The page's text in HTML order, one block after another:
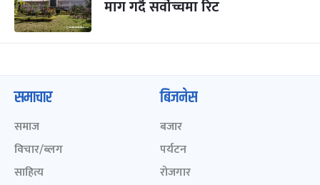
माग गर्दै सर्वोच्चमा रिट
समाचार
समाज
विचार/ब्लग
साहित्य
बिजनेस
बजार
पर्यटन
रोजगार